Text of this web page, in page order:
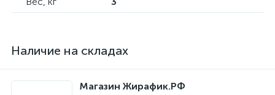
Наличие на складах
Магазин Жирафик.РФ